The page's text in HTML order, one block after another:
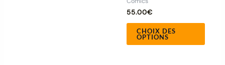
55.00€
CHOIX DES
OPTIONS